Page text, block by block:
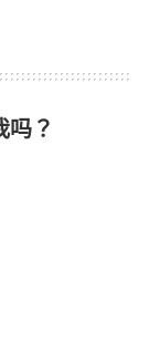
？